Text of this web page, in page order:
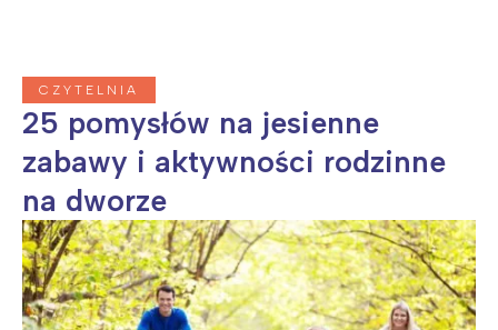
CZYTELNIA
25 pomysłów na jesienne
zabawy i aktywności rodzinne
na dworze